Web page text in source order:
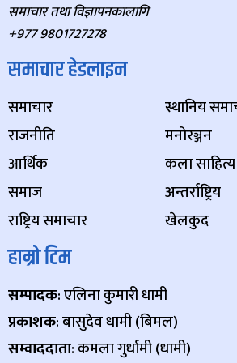
समाचार तथा विज्ञापनकालागि
+977 9801727278
समाचार हेडलाइन
समाचार
राजनीति
आर्थिक
समाज
राष्ट्रिय समाचार
स्थानिय
मनोरञ्जन
कला साहित्य
अन्तर्राष्ट्रिय
खेलकुद
हाम्रो टिम
सम्पादक: एलिना कुमारी धामी
प्रकाशक: बासुदेव धामी (बिमल)
सम्वाददाता: कमला गुर्धामी (धामी)